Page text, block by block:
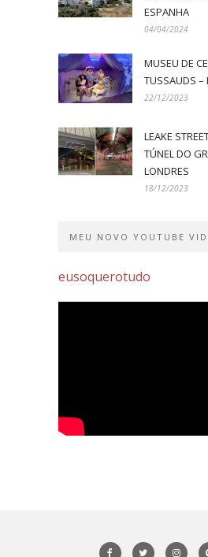
ESPANHA
04/04/2024
MUSEU DE
TUSSAUDS –
22/12/2023
LEAKE
TÚNEL DO
LONDRES
18/12/2023
MEU NOVO YOUTUBE
eusoquerotudo